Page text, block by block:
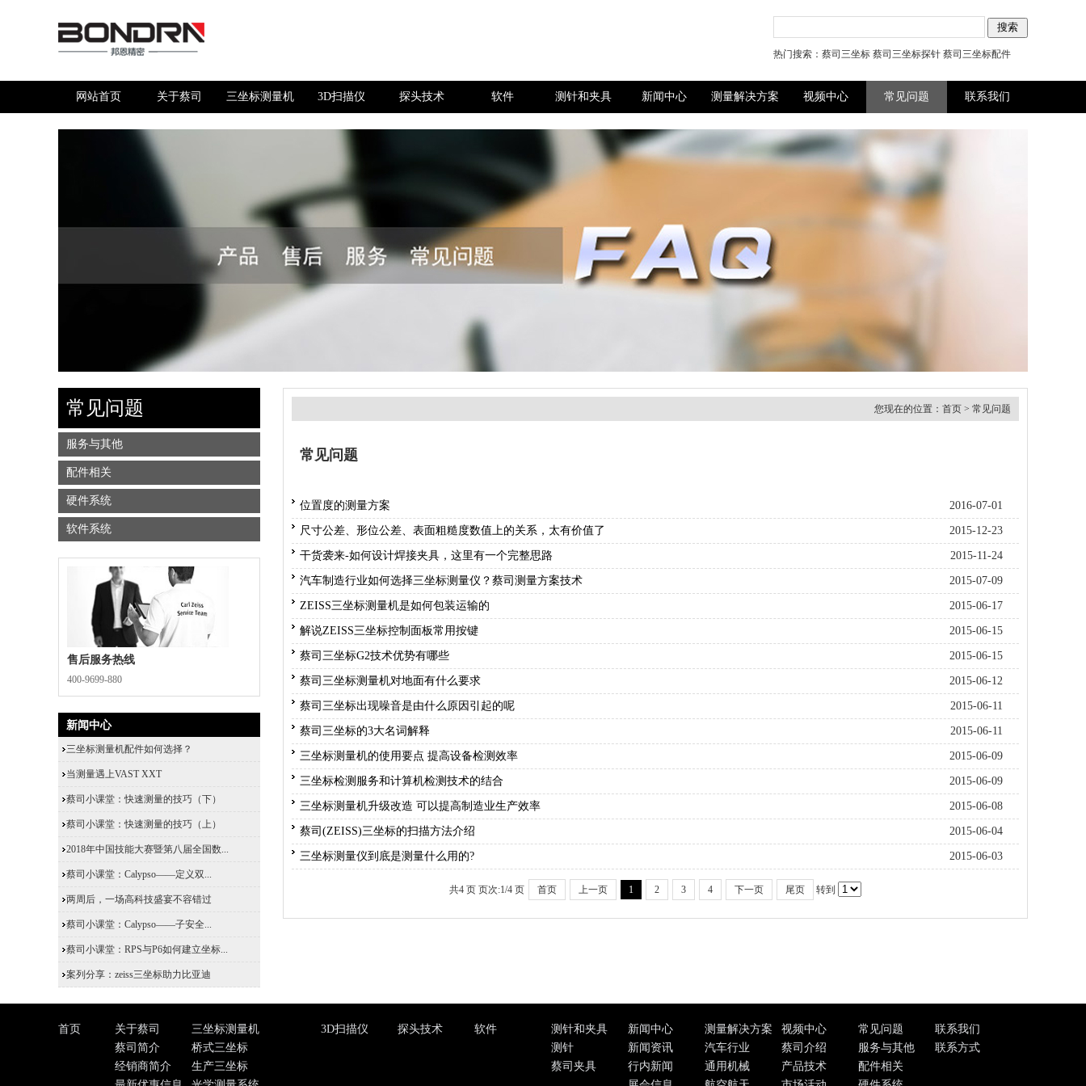
热门搜索： 蔡司三坐标 蔡司三坐标探针 蔡司三坐标配件
网站首页 关于蔡司 三坐标测量机 3D扫描仪 探头技术 软件 测针和夹具 新闻中心 测量解决方案 视频中心 常见问题 联系我们
您现在的位置： 首页 > 常见问题
常见问题
2016-07-01
位置度的测量方案
2015-12-23
尺寸公差、形位公差、表面粗糙度数值上的关系，太有价值了
2015-11-24
干货袭来-如何设计焊接夹具，这里有一个完整思路
2015-07-09
汽车制造行业如何选择三坐标测量仪？蔡司测量方案技术
2015-06-17
ZEISS三坐标测量机是如何包装运输的
2015-06-15
解说ZEISS三坐标控制面板常用按键
2015-06-15
蔡司三坐标G2技术优势有哪些
2015-06-12
蔡司三坐标测量机对地面有什么要求
2015-06-11
蔡司三坐标出现噪音是由什么原因引起的呢
2015-06-11
蔡司三坐标的3大名词解释
2015-06-09
三坐标测量机的使用要点 提高设备检测效率
2015-06-09
三坐标检测服务和计算机检测技术的结合
2015-06-08
三坐标测量机升级改造 可以提高制造业生产效率
2015-06-04
蔡司(ZEISS)三坐标的扫描方法介绍
2015-06-03
三坐标测量仪到底是测量什么用的?
共4 页 页次:1/4 页 首页 上一页 1 2 3 4 下一页 尾页 转到
常见问题
服务与其他
配件相关
硬件系统
软件系统
售后服务热线
400-9699-880
新闻中心
三坐标测量机配件如何选择？
当测量遇上VAST XXT
蔡司小课堂：快速测量的技巧（下）
蔡司小课堂：快速测量的技巧（上）
2018年中国技能大赛暨第八届全国数...
蔡司小课堂：Calypso——定义双...
两周后，一场高科技盛宴不容错过
蔡司小课堂：Calypso——子安全...
蔡司小课堂：RPS与P6如何建立坐标...
案列分享：zeiss三坐标助力比亚迪
首页
关于蔡司
蔡司简介
经销商简介
三坐标测量机
桥式三坐标
生产三坐标
3D扫描仪 探头技术 软件
测针和夹具
测针
蔡司夹具
新闻中心
新闻资讯
行内新闻
测量解决方案
汽车行业
通用机械
视频中心
蔡司介绍
产品技术
常见问题
服务与其他
配件相关
联系我们
联系方式